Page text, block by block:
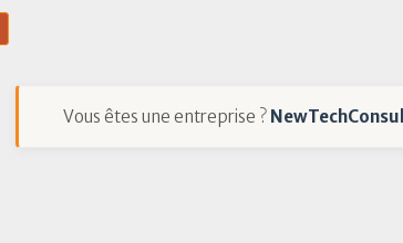
Vous êtes une entreprise ?